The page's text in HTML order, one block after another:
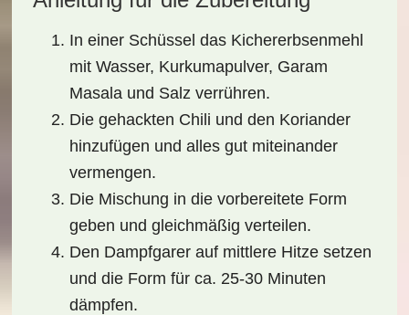
In einer Schüssel das Kichererbsenmehl
mit Wasser, Kurkumapulver, Garam
Masala und Salz verrühren.
Die gehackten Chili und den Koriander
hinzufügen und alles gut miteinander
vermengen.
Die Mischung in die vorbereitete Form
geben und gleichmäßig verteilen.
Den Dampfgarer auf mittlere Hitze setzen
und die Form für ca. 25-30 Minuten
dämpfen.